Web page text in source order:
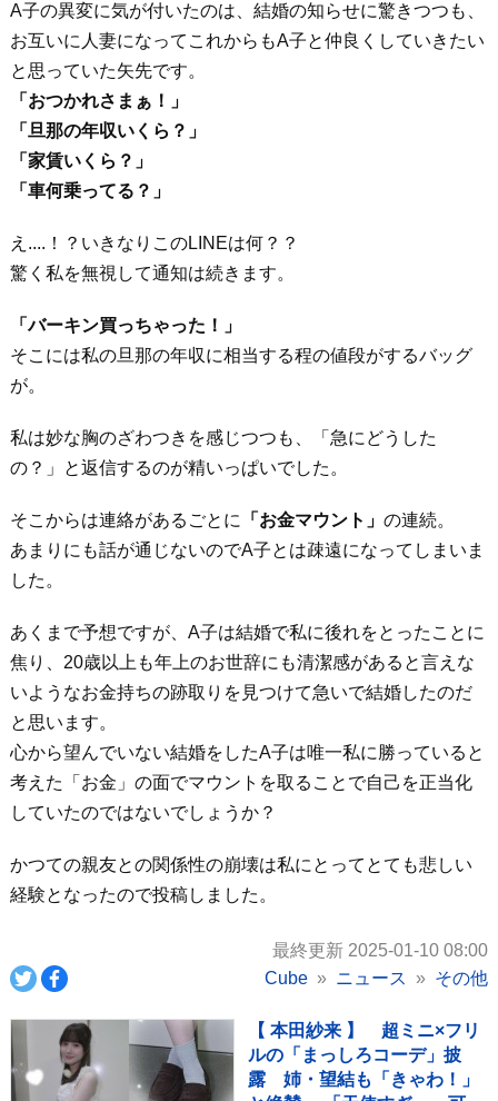
A子の異変に気が付いたのは、結婚の知らせに驚きつつも、
お互いに人妻になってこれからもA子と仲良くしていきたい
と思っていた矢先です。
「おつかれさまぁ！」
「旦那の年収いくら？」
「家賃いくら？」
「車何乗ってる？」
え....！？いきなりこのLINEは何？？
驚く私を無視して通知は続きます。
「バーキン買っちゃった！」
そこには私の旦那の年収に相当する程の値段がするバッグ
が。
私は妙な胸のざわつきを感じつつも、「急にどうした
の？」と返信するのが精いっぱいでした。
そこからは連絡があるごとに 「お金マウント」 の連続。
あまりにも話が通じないのでA子とは疎遠になってしまいま
した。
あくまで予想ですが、A子は結婚で私に後れをとったことに
焦り、20歳以上も年上のお世辞にも清潔感があると言えな
いようなお金持ちの跡取りを見つけて急いで結婚したのだ
と思います。
心から望んでいない結婚をしたA子は唯一私に勝っていると
考えた「お金」の面でマウントを取ることで自己を正当化
していたのではないでしょうか？
かつての親友との関係性の崩壊は私にとってとても悲しい
経験となったので投稿しました。
最終更新 2025-01-10 08:00
Cube
ニュース その他
【 本田紗来 】 超ミニ×フリ
ルの「まっしろコーデ」披
露 姉・望結も「きゃわ！」